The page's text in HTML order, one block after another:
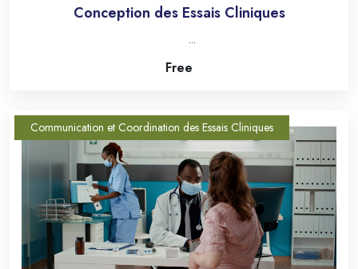
Conception des Essais Cliniques
...
Free
Communication et Coordination des Essais Cliniques